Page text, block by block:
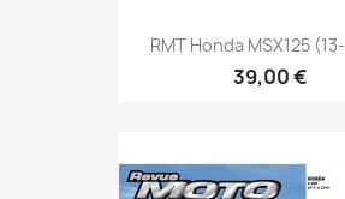
RMT Honda MSX125
39,00 €